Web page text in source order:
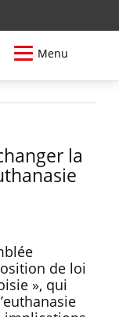
Menu
la
de loi
», qui